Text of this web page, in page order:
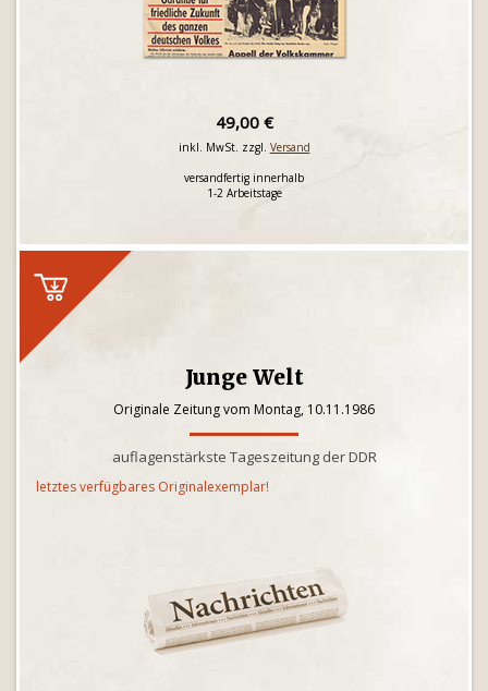
49,00 €
inkl. MwSt. zzgl. Versand
versandfertig innerhalb
1-2 Arbeitstage
Junge Welt
Originale Zeitung vom Montag, 10.11.1986
auflagenstärkste Tageszeitung der DDR
letztes verfügbares Originalexemplar!